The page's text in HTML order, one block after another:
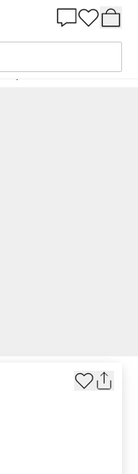
på NCS 0907-Y10R